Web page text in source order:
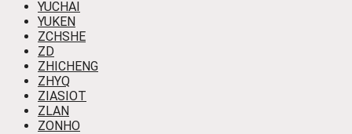
YUCHAI
YUKEN
ZCHSHE
ZD
ZHICHENG
ZHYQ
ZIASIOT
ZLAN
ZONHO